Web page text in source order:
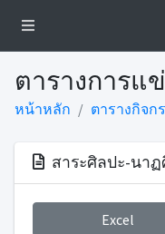
ตารางการแ
หน้าหลัก ตารางกิจก
สาระศิลปะ-นา
Excel